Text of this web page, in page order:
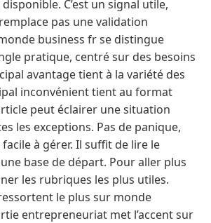
C’est un signal utile,
pas une validation
business fr se distingue
pratique, centré sur des besoins
avantage tient à la variété des
inconvénient tient au format
peut éclairer une situation
les exceptions. Pas de panique,
à gérer. Il suffit de lire le
base de départ. Pour aller plus
les rubriques les plus utiles.
le plus sur monde
entrepreneuriat met l’accent sur